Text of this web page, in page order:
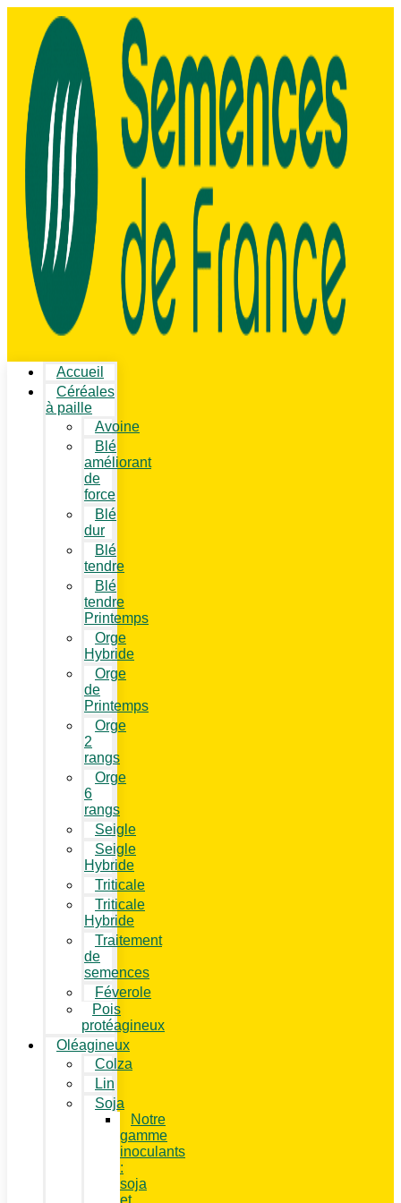
Accueil
Céréales
à paille
Avoine
Blé
améliorant
de
force
Blé
dur
Blé
tendre
Blé
tendre
Printemps
Orge
Hybride
Orge
de
Printemps
Orge
2
rangs
Orge
6
rangs
Seigle
Seigle
Hybride
Triticale
Triticale
Hybride
Traitement
de
semences
Féverole
Pois
protéagineux
Oléagineux
Colza
Lin
Soja
Notre
gamme
inoculants
:
soja
et